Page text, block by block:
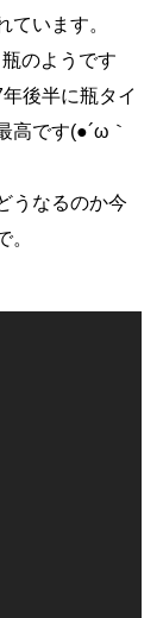
います。
のようです
後半に瓶タイ
高です(●´ω｀
うなるのか今